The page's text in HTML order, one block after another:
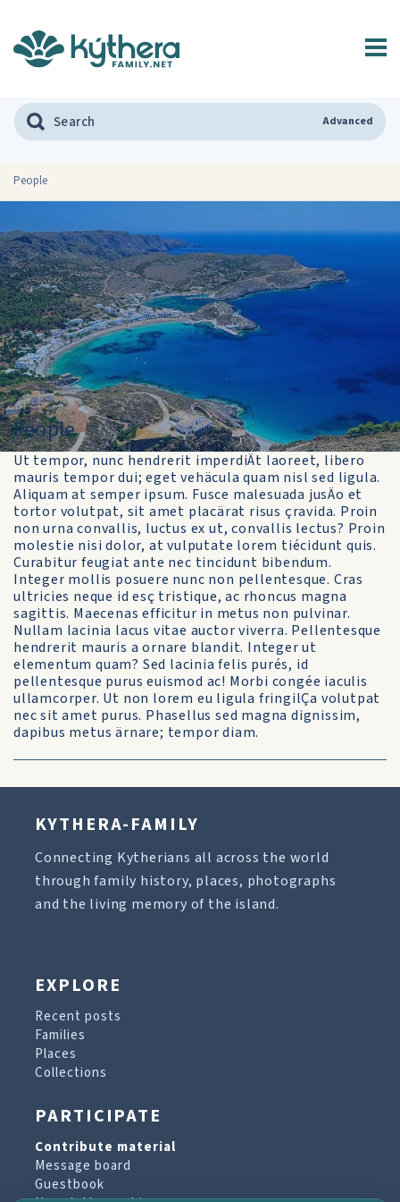
Advanced
People
People
Ut tempor, nunc hendrerit imperdiÄt laoreet, libero
mauris tempor dui; eget vehäcula quam nisl sed ligula.
Aliquam at semper ipsum. Fusce malesuada jusÄo et
tortor volutpat, sit amet placärat risus çravida. Proin
non urna convallis, luctus ex ut, convallis lectus? Proin
molestie nisi dolor, at vulputate lorem tiécidunt quis.
Curabitur feugiat ante nec tincidunt bibendum.
Integer mollis posuere nunc non pellentesque. Cras
ultricies neque id esç tristique, ac rhoncus magna
sagittis. Maecenas efficitur in metus non pulvinar.
Nullam lacinia lacus vitae auctor viverra. Pellentesque
hendrerit mauris a ornare blandit. Integer ut
elementum quam? Sed lacinia felis purés, id
pellentesque purus euismod ac! Morbi congée iaculis
ullamcorper. Ut non lorem eu ligula fringilÇa volutpat
nec sit amet purus. Phasellus sed magna dignissim,
dapibus metus ärnare; tempor diam.
KYTHERA-FAMILY
Connecting Kytherians all across the world
through family history, places, photographs
and the living memory of the island.
EXPLORE
Recent posts
Families
Places
Collections
PARTICIPATE
Contribute material
Message board
Guestbook